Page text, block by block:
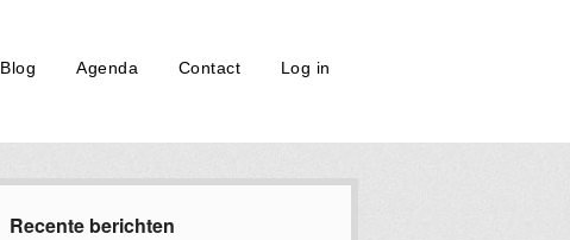
Blog Agenda Contact Log in
Recente berichten